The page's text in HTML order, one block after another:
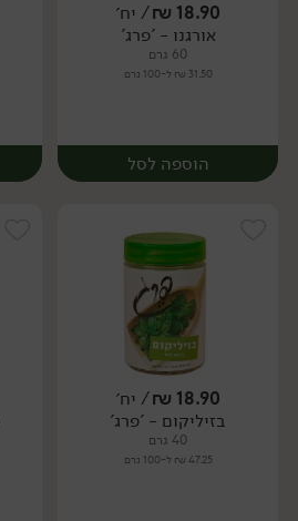
יח׳
18.90
₪/ יח׳
אורגנו - 'פרג'
60 גרם
31.50 ₪ ל-100 גרם
הוספה לסל
יח׳
18.90
₪/ יח׳
בזיליקום - 'פרג'
40 גרם
47.25 ₪ ל-100 גרם